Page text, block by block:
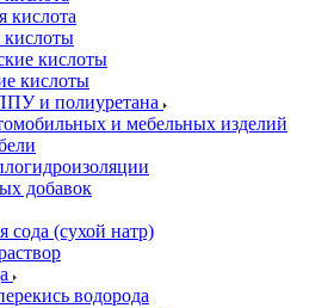
кислота
кислоты
кислоты
и полиуретана
и мебельных изделий
добавок
сода (сухой натр)
водорода